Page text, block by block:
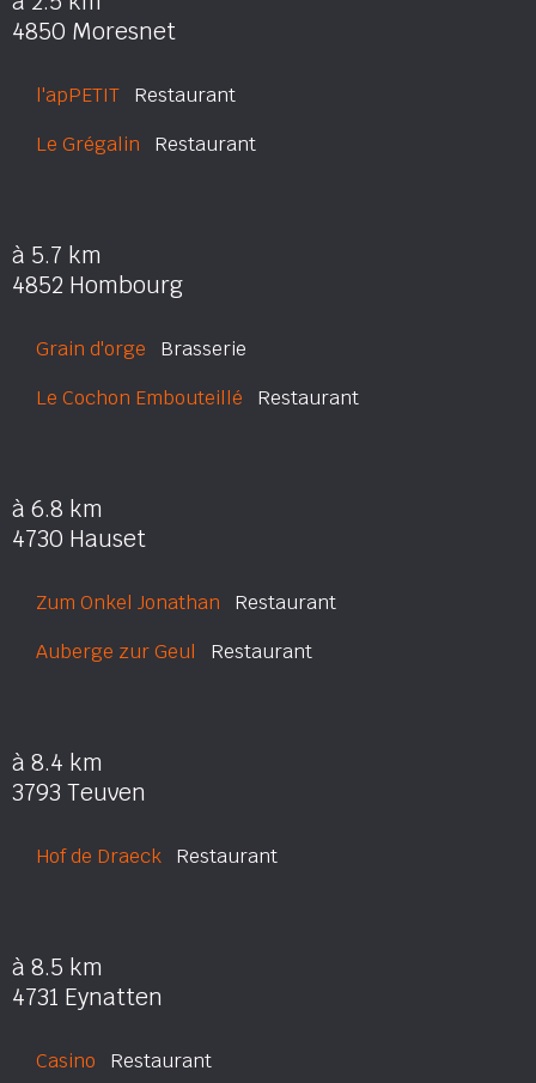
4850 Moresnet
l'apPETIT Restaurant
Le Grégalin Restaurant
à 5.7 km
4852 Hombourg
Grain d'orge Brasserie
Le Cochon Embouteillé Restaurant
à 6.8 km
4730 Hauset
Zum Onkel Jonathan Restaurant
Auberge zur Geul Restaurant
à 8.4 km
3793 Teuven
Hof de Draeck Restaurant
à 8.5 km
4731 Eynatten
Casino Restaurant